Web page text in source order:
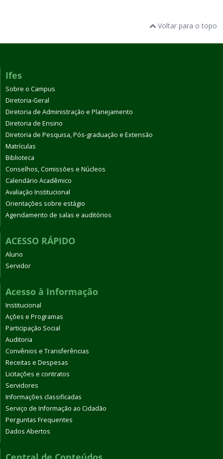
Voltar para o topo
Ifes
Sobre o Campus
Diretoria-Geral
Diretoria de Administração e Planejamento
Diretoria de Ensino
Diretoria de Pesquisa, Pós-graduação e Extensão
Matrículas
Biblioteca
Conselhos, Comissões e Núcleos
Calendário Acadêmico
Avaliação Institucional
Orientações sobre estágio
Agendamento de salas e auditórios
ACESSO RÁPIDO
Aluno
Servidor
Acesso à Informação
Institucional
Ações e Programas
Participação Social
Auditoria
Convênios e Transferências
Receitas e Despesas
Licitações e contratos
Servidores
Informações classificadas
Serviço de Informação ao Cidadão
Perguntas Frequentes
Dados Abertos